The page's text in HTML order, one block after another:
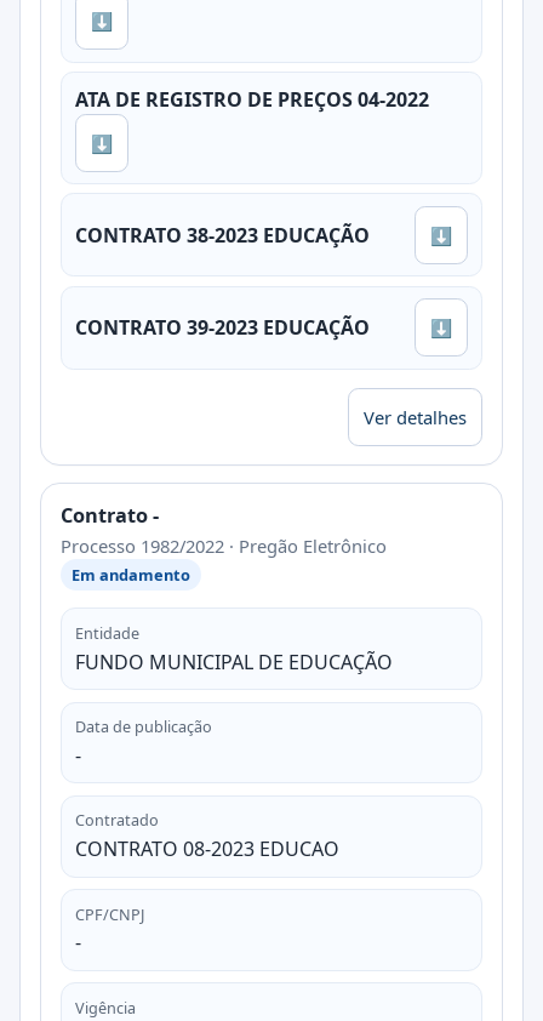
⬇
ATA DE REGISTRO DE PREÇOS 04-2022
⬇
CONTRATO 38-2023 EDUCAÇÃO ⬇
CONTRATO 39-2023 EDUCAÇÃO ⬇
Ver detalhes
Contrato -
Processo 1982/2022 · Pregão Eletrônico
Em andamento
Entidade
FUNDO MUNICIPAL DE EDUCAÇÃO
Data de publicação
-
Contratado
CONTRATO 08-2023 EDUCAO
CPF/CNPJ
-
Vigência